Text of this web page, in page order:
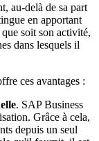
au-delà de sa part
en apportant
soit son activité,
dans lesquels il
ces avantages :
. SAP Business
Grâce à cela,
depuis un seul